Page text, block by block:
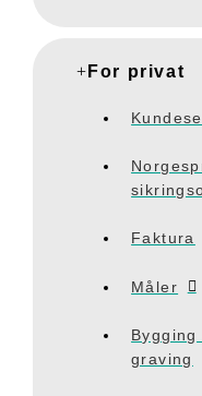
For privat
Faktura
Måler
Bygging
graving